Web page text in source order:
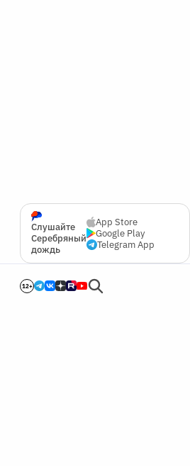
Слушайте
Серебряный
дождь
App Store
Google Play
Telegram App
12+